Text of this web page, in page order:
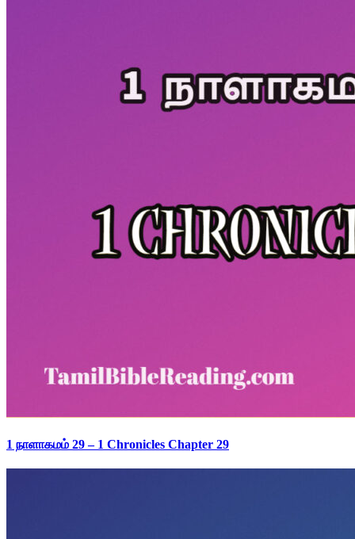
1 நாளாகமம் 29 – 1 Chronicles Chapter 29